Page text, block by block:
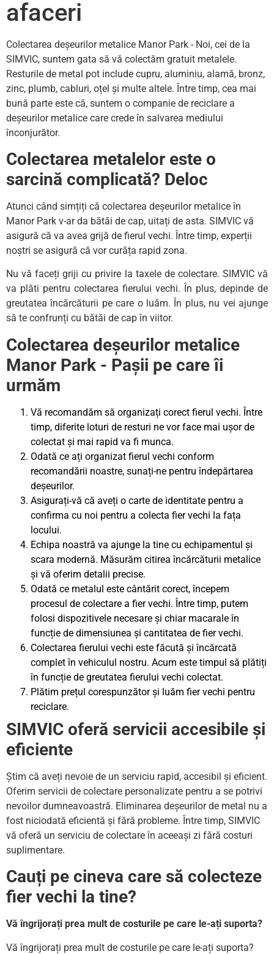
afaceri
Colectarea deșeurilor metalice Manor Park - Noi, cei de la
SIMVIC, suntem gata să vă colectăm gratuit metalele.
Resturile de metal pot include cupru, aluminiu, alamă, bronz,
zinc, plumb, cabluri, oțel și multe altele. Între timp, cea mai
bună parte este că, suntem o companie de reciclare a
deșeurilor metalice care crede în salvarea mediului
înconjurător.
Colectarea metalelor este o
sarcină complicată? Deloc
Atunci când simțiți că colectarea deșeurilor metalice în
Manor Park v-ar da bătăi de cap, uitați de asta. SIMVIC vă
asigură că va avea grijă de fierul vechi. Între timp, experții
noștri se asigură că vor curăța rapid zona.
Nu vă faceți griji cu privire la taxele de colectare. SIMVIC vă
va plăti pentru colectarea fierului vechi. În plus, depinde de
greutatea încărcăturii pe care o luăm. În plus, nu vei ajunge
să te confrunți cu bătăi de cap în viitor.
Colectarea deșeurilor metalice
Manor Park - Pașii pe care îi
urmăm
Vă recomandăm să organizați corect fierul vechi. Între
timp, diferite loturi de resturi ne vor face mai ușor de
colectat și mai rapid va fi munca.
Odată ce ați organizat fierul vechi conform
recomandării noastre, sunați-ne pentru îndepărtarea
deșeurilor.
Asigurați-vă că aveți o carte de identitate pentru a
confirma cu noi pentru a colecta fier vechi la fața
locului.
Echipa noastră va ajunge la tine cu echipamentul și
scara modernă. Măsurăm citirea încărcăturii metalice
și vă oferim detalii precise.
Odată ce metalul este cântărit corect, începem
procesul de colectare a fier vechi. Între timp, putem
folosi dispozitivele necesare și chiar macarale în
funcție de dimensiunea și cantitatea de fier vechi.
Colectarea fierului vechi este făcută și încărcată
complet în vehiculul nostru. Acum este timpul să plătiți
în funcție de greutatea fierului vechi colectat.
Plătim prețul corespunzător și luăm fier vechi pentru
reciclare.
SIMVIC oferă servicii accesibile și
eficiente
Știm că aveți nevoie de un serviciu rapid, accesibil și eficient.
Oferim servicii de colectare personalizate pentru a se potrivi
nevoilor dumneavoastră. Eliminarea deșeurilor de metal nu a
fost niciodată eficientă și fără probleme. Între timp, SIMVIC
vă oferă un serviciu de colectare în aceeași zi fără costuri
suplimentare.
Cauți pe cineva care să colecteze
fier vechi la tine?
Vă îngrijorați prea mult de costurile pe care le-ați suporta?
Vă îngrijorați prea mult de costurile pe care le-ați suporta?